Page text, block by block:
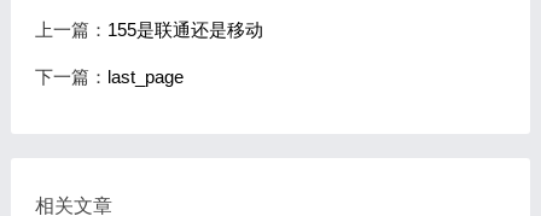
上一篇： 155是联通还是移动
下一篇： last_page
相关文章